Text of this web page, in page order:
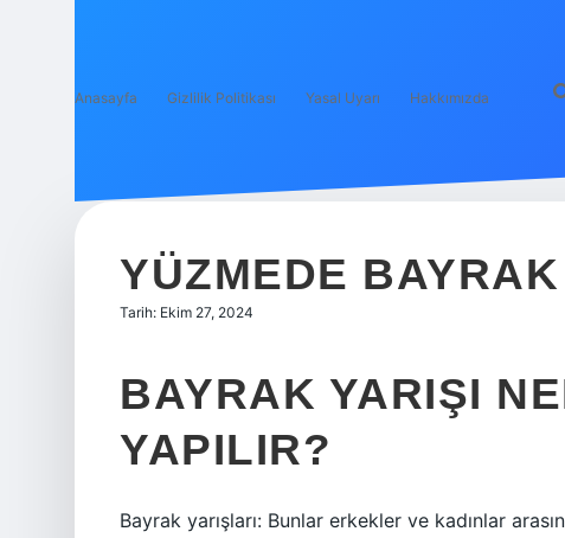
Anasayfa Gizlilik Politikası Yasal Uyarı Hakkımızda
YÜZMEDE
Tarih: Ekim 27, 2024
BAYRAK YARIŞI
YAPILIR?
Bayrak yarışları: Bunlar erkekler ve kadınlar